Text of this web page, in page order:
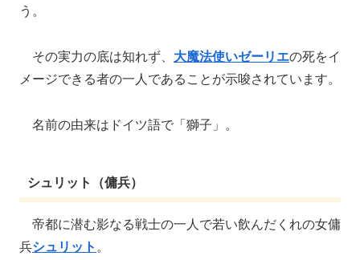
う。
その実力の底は知れず、 大魔法使いゼーリエの死をイ
メージできる者の一人であることが示唆されています。
名前の由来はドイツ語で「獅子」。
シュリット（傭兵）
帝都に潜む影なる戦士の一人で若い飲んだくれの女傭
兵シュリット。